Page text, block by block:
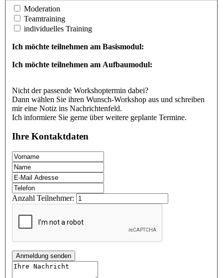
Moderation
Teamtraining
individuelles Training
Ich möchte teilnehmen am Basismodul:
Ich möchte teilnehmen am Aufbaumodul:
Nicht der passende Workshoptermin dabei?
Dann wählen Sie ihren Wunsch-Workshop aus und schreiben
mir eine Notiz ins Nachrichtenfeld.
Ich informiere Sie gerne über weitere geplante Termine.
Ihre Kontaktdaten
Anzahl Teilnehmer:
Anmeldung senden